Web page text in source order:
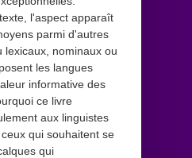
l'aspect apparaît
parmi d'autres
lexicaux, nominaux ou
les langues
informative des
ce livre
aux linguistes
qui souhaitent se
qui